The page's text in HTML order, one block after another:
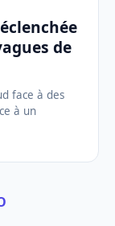
de
face à des
à un